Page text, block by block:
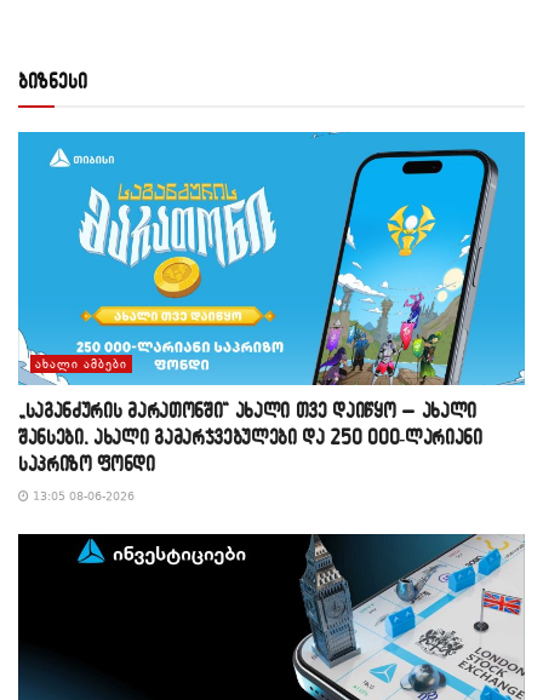
ბიზნესი
ᲐᲮᲐᲚᲘ ᲐᲛᲑᲔᲑᲘ
„საგანძურის მარათონში“ ახალი თვე დაიწყო – ახალი
შანსები, ახალი გამარჯვებულები და 250 000-ლარიანი
საპრიზო ფონდი
13:05 08-06-2026